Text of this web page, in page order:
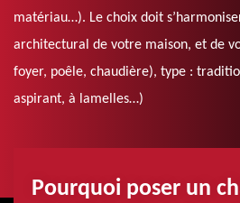
matériau…). Le choix doit
architectural de votre maison, et de
foyer, poêle, chaudière), type :
aspirant, à lamelles…)
Pourquoi poser un